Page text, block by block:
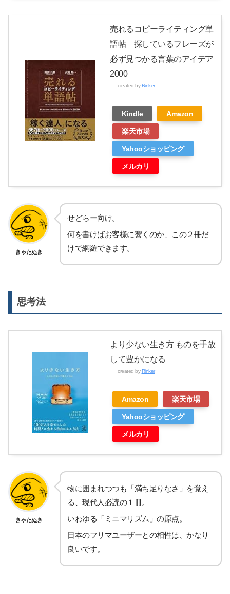
売れるコピーライティング単
語帖 探しているフレーズが
必ず見つかる言葉のアイデア
2000
created byRinker
Kindle Amazon
楽天市場
Yahooショッピング
メルカリ
きゃたぬき
せどらー向け。
何を書けばお客様に響くのか、この２冊だ
けで網羅できます。
思考法
より少ない生き方 ものを手放
して豊かになる
created byRinker
Amazon 楽天市場
Yahooショッピング
メルカリ
きゃたぬき
物に囲まれつつも「満ち足りなさ」を覚え
る、現代人必読の１冊。
いわゆる「ミニマリズム」の原点。
日本のフリマユーザーとの相性は、かなり
良いです。